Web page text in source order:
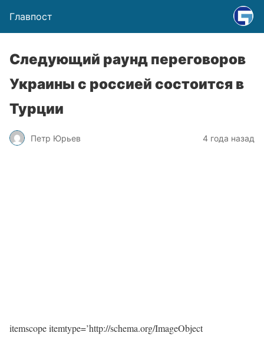
Главпост
Следующий раунд переговоров
Украины с россией состоится в
Турции
Петр Юрьев 4 года назад
itemscope itemtype=’http://schema.org/ImageObject